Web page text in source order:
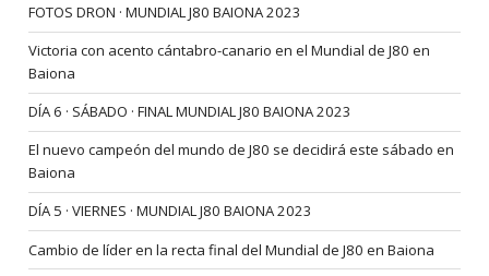
FOTOS DRON · MUNDIAL J80 BAIONA 2023
Victoria con acento cántabro-canario en el Mundial de J80 en
Baiona
DÍA 6 · SÁBADO · FINAL MUNDIAL J80 BAIONA 2023
El nuevo campeón del mundo de J80 se decidirá este sábado en
Baiona
DÍA 5 · VIERNES · MUNDIAL J80 BAIONA 2023
Cambio de líder en la recta final del Mundial de J80 en Baiona